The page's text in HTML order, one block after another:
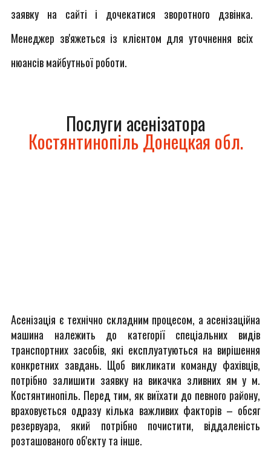
заявку на сайті і дочекатися зворотного дзвінка.
Менеджер зв'яжеться із клієнтом для уточнення всіх
нюансів майбутньої роботи.
Послуги асенізатора
Костянтинопіль Донецкая обл.
Асенізація є технічно складним процесом, а асенізаційна
машина належить до категорії спеціальних видів
транспортних засобів, які експлуатуються на вирішення
конкретних завдань. Щоб викликати команду фахівців,
потрібно залишити заявку на викачка зливних ям у м.
Костянтинопіль. Перед тим, як виїхати до певного району,
враховується одразу кілька важливих факторів – обсяг
резервуара, який потрібно почистити, віддаленість
розташованого об'єкту та інше.